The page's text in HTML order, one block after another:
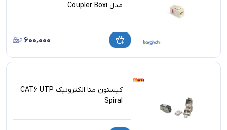
مدل Coupler Boxi
۶۰۰٬۰۰۰
کیستون متا الکترونیک CAT6 UTP
Spiral